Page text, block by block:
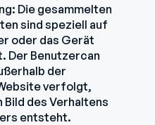
Die gesammelten
sind speziell auf
oder das Gerät
Der Benutzercan
der
verfolgt,
Bild des Verhaltens
entsteht.